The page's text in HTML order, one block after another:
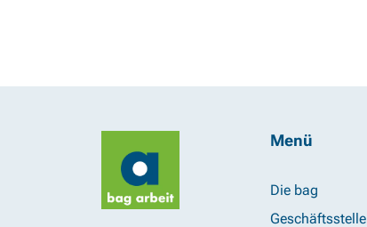
Menü
Die bag
Geschäftsstelle